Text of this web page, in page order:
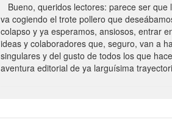
Bueno, queridos lectores: parece ser que
va cogiendo el trote pollero que
colapso y ya esperamos, ansiosos, entrar
ideas y colaboradores que, seguro, van a
singulares y del gusto de todos los que
aventura editorial de ya larguísima